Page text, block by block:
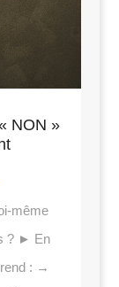
NON »
même
? ► En
: →